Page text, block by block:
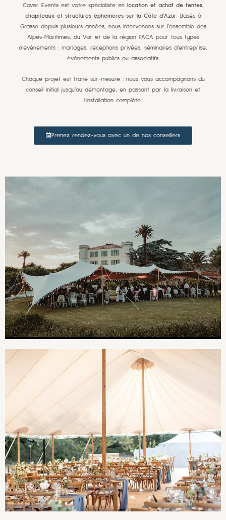
Cover Events est votre spécialiste en location et achat de tentes,
chapiteaux et structures éphémères sur la Côte d’Azur. Basés à
Grasse depuis plusieurs années, nous intervenons sur l’ensemble des
Alpes-Maritimes, du Var et de la région PACA pour tous types
d’événements : mariages, réceptions privées, séminaires d’entreprise,
événements publics ou associatifs.
Chaque projet est traité sur-mesure : nous vous accompagnons du
conseil initial jusqu’au démontage, en passant par la livraison et
l’installation complète.
Prenez rendez-vous avec un de nos conseillers